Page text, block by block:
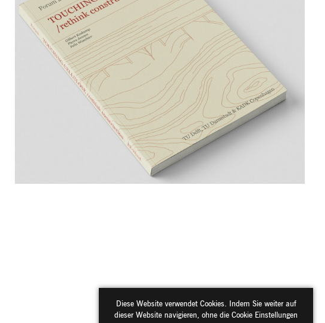
Diese Website verwendet Cookies. Indem Sie weiter auf
dieser Website navigieren, ohne die Cookie Einstellungen